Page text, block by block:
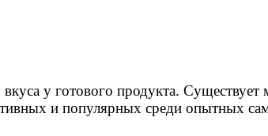
у готового продукта. Существует
и популярных среди опытных